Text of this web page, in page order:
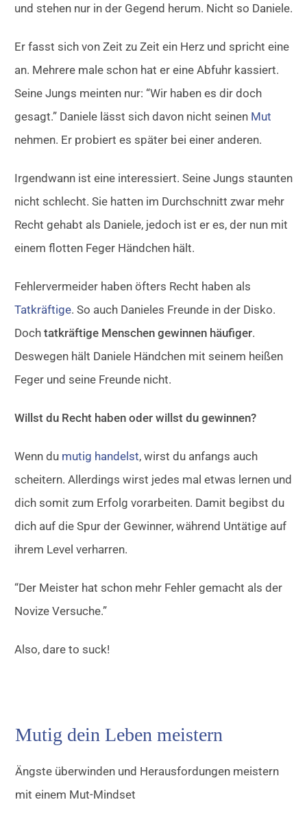
und stehen nur in der Gegend herum. Nicht so Daniele.
Er fasst sich von Zeit zu Zeit ein Herz und spricht eine
an. Mehrere male schon hat er eine Abfuhr kassiert.
Seine Jungs meinten nur: “Wir haben es dir doch
gesagt.” Daniele lässt sich davon nicht seinen Mut
nehmen. Er probiert es später bei einer anderen.
Irgendwann ist eine interessiert. Seine Jungs staunten
nicht schlecht. Sie hatten im Durchschnitt zwar mehr
Recht gehabt als Daniele, jedoch ist er es, der nun mit
einem flotten Feger Händchen hält.
Fehlervermeider haben öfters Recht haben als
Tatkräftige. So auch Danieles Freunde in der Disko.
Doch tatkräftige Menschen gewinnen häufiger.
Deswegen hält Daniele Händchen mit seinem heißen
Feger und seine Freunde nicht.
Willst du Recht haben oder willst du gewinnen?
Wenn du mutig handelst, wirst du anfangs auch
scheitern. Allerdings wirst jedes mal etwas lernen und
dich somit zum Erfolg vorarbeiten. Damit begibst du
dich auf die Spur der Gewinner, während Untätige auf
ihrem Level verharren.
“Der Meister hat schon mehr Fehler gemacht als der
Novize Versuche.”
Also, dare to suck!
Mutig dein Leben meistern
Ängste überwinden und Herausfordungen meistern
mit einem Mut-Mindset